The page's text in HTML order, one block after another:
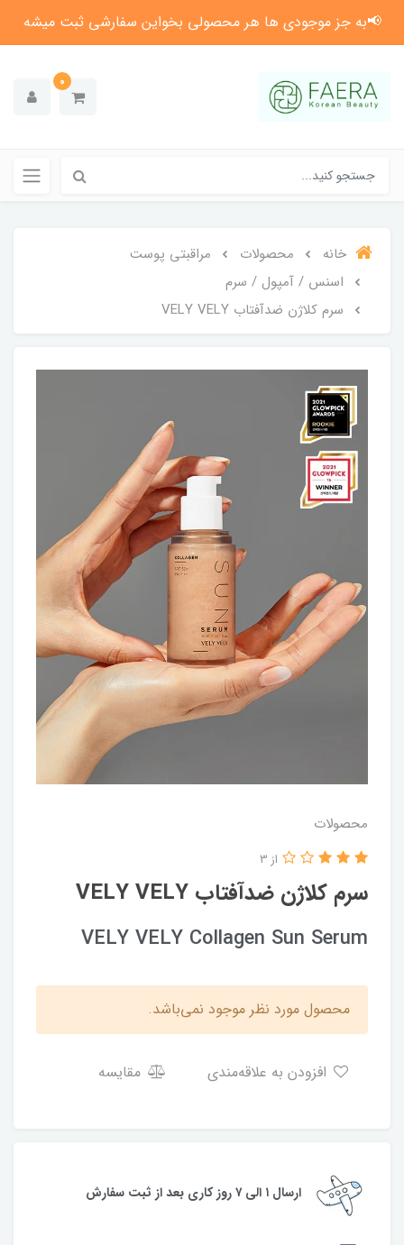
📢به جز موجودی ها هر محصولی بخواین سفارشی ثبت میشه
0
خانه محصولات
مراقبتی پوست
اسنس / آمپول / سرم
سرم کلاژن ضدآفتاب VELY VELY
محصولات
سرم کلاژن ضدآفتاب VELY VELY
از 3
VELY VELY Collagen Sun Serum
محصول مورد نظر موجود نمی‌باشد.
مقایسه
ارسال ۱ الی ۷ روز کاری بعد از ثبت سفارش